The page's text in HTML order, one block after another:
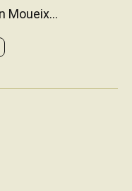
Moueix...